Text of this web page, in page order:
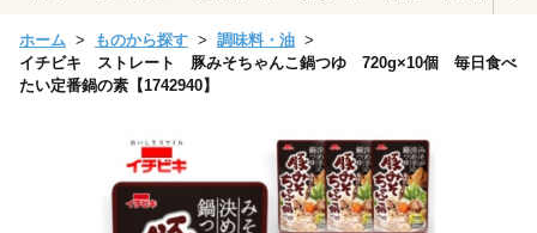
ホーム ものから探す
調味料・油
イチビキ ストレート 豚みそちゃんこ鍋つゆ 720g×10個 毎日食べ
たい定番鍋の素【1742940】